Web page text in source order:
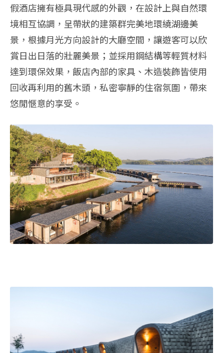
假酒店擁有極具現代感的外觀，在設計上與自然環
境相互協調，呈帶狀的建築群完美地環繞湖邊美
景，根據月光方向設計的大廳空間，讓遊客可以欣
賞日出日落的壯麗美景；並採用鋼結構等輕質材料
達到環保效果，飯店內部的家具、木造裝飾皆使用
回收再利用的舊木頭，私密寧靜的住宿氛圍，帶來
悠閒愜意的享受。